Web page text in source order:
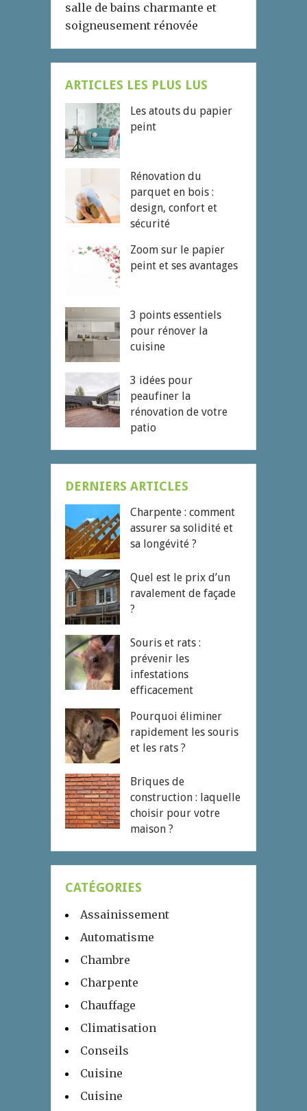
salle de bains charmante et
soigneusement rénovée
ARTICLES LES PLUS LUS
Les atouts du papier
peint
Rénovation du
parquet en bois :
design, confort et
sécurité
Zoom sur le papier
peint et ses avantages
3 points essentiels
pour rénover la
cuisine
3 idées pour
peaufiner la
rénovation de votre
patio
DERNIERS ARTICLES
Charpente : comment
assurer sa solidité et
sa longévité ?
Quel est le prix d’un
ravalement de façade
?
Souris et rats :
prévenir les
infestations
efficacement
Pourquoi éliminer
rapidement les souris
et les rats ?
Briques de
construction : laquelle
choisir pour votre
maison ?
CATÉGORIES
Assainissement
Automatisme
Chambre
Charpente
Chauffage
Climatisation
Conseils
Cuisine
Cuisine